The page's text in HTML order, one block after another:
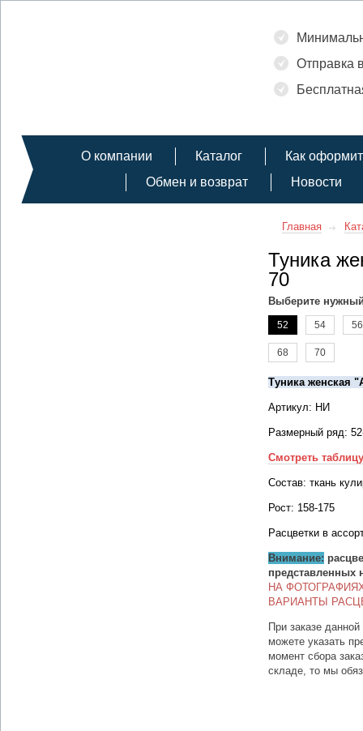
Отправка
О компании Каталог
Как
Обмен и возврат
Новости
Главная
Туника
70
Выберите
52 54 56
68 70
Туника женская
Артикул: НИ
Размерный ряд:
Смотреть
Состав: ткань
Рост: 158-175
Расцветки в
Внимание:
представленных
НА
ВАРИАНТЫ
При заказе
можете указать
момент сбора
складе, то мы